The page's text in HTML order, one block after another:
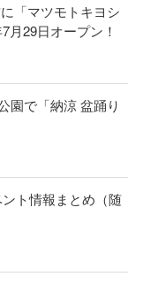
「マツモトキヨシ
月29日オープン！
園で「納涼 盆踊り
ント情報まとめ（随